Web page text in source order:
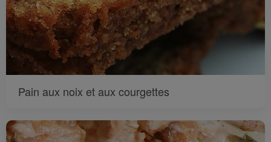
Pain aux noix et aux courgettes